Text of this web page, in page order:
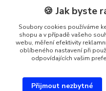
Kontakty
Simona Kozová
+420 602 181
info@vysivanyobchudek.cz
🍪 Jak byste
Soubory cookies používáme
shopu a v případě vašeho
webu, měření efektivity
oblíbeného nastavení při
odpovídajících vašim
Přijmout nezbytné